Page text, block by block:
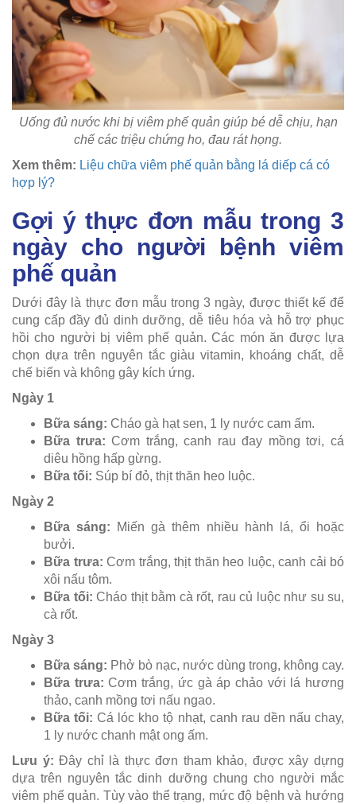
Uống đủ nước khi bị viêm phế quản giúp bé dễ chịu, hạn
chế các triệu chứng ho, đau rát họng.
Xem thêm: Liệu chữa viêm phế quản bằng lá diếp cá có
hợp lý?
Gợi ý thực đơn mẫu trong 3
ngày cho người bệnh viêm
phế quản
Dưới đây là thực đơn mẫu trong 3 ngày, được thiết kế để
cung cấp đầy đủ dinh dưỡng, dễ tiêu hóa và hỗ trợ phục
hồi cho người bị viêm phế quản. Các món ăn được lựa
chọn dựa trên nguyên tắc giàu vitamin, khoáng chất, dễ
chế biến và không gây kích ứng.
Ngày 1
Bữa sáng: Cháo gà hạt sen, 1 ly nước cam ấm.
Bữa trưa: Cơm trắng, canh rau đay mồng tơi, cá
diêu hồng hấp gừng.
Bữa tối: Súp bí đỏ, thịt thăn heo luộc.
Ngày 2
Bữa sáng: Miến gà thêm nhiều hành lá, ổi hoặc
bưởi.
Bữa trưa: Cơm trắng, thịt thăn heo luộc, canh cải bó
xôi nấu tôm.
Bữa tối: Cháo thịt bằm cà rốt, rau củ luộc như su su,
cà rốt.
Ngày 3
Bữa sáng: Phở bò nạc, nước dùng trong, không cay.
Bữa trưa: Cơm trắng, ức gà áp chảo với lá hương
thảo, canh mồng tơi nấu ngao.
Bữa tối: Cá lóc kho tộ nhạt, canh rau dền nấu chay,
1 ly nước chanh mật ong ấm.
Lưu ý: Đây chỉ là thực đơn tham khảo, được xây dựng
dựa trên nguyên tắc dinh dưỡng chung cho người mắc
viêm phế quản. Tùy vào thể trạng, mức độ bệnh và hướng